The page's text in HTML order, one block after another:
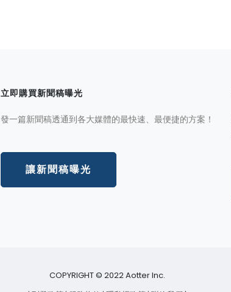
立即購買新聞稿曝光
發一篇新聞稿透通到各大媒體的最快速、最便捷的方案！
讓新聞稿曝光
COPYRIGHT © 2022 Aotter Inc.